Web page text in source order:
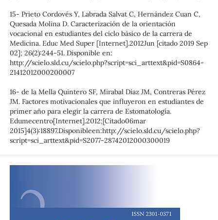
15- Prieto Cordovés Y, Labrada Salvat C, Hernández Cuan C,
Quesada Molina D. Caracterización de la orientación
vocacional en estudiantes del ciclo básico de la carrera de
Medicina. Educ Med Super [Internet].2012Jun [citado 2019 Sep
02]; 26(2):244-51. Disponible en:
http://scielo.sld.cu/scielo.php?script=sci_arttext&pid=S0864-
21412012000200007
16- de la Mella Quintero SF, Mirabal Díaz JM, Contreras Pérez
JM. Factores motivacionales que influyeron en estudiantes de
primer año para elegir la carrera de Estomatología.
Edumecentro[Internet].2012;[Citado06mar
2015]4(3):18897.Disponibleen:http://scielo.sld.cu/scielo.php?
script=sci_arttext&pid=S2077-28742012000300019